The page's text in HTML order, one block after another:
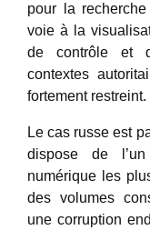
pour la
voie à la
de contrôle et
contextes
fortement restreint.
Le cas russe est
dispose de
numérique les
des volumes
une corruption